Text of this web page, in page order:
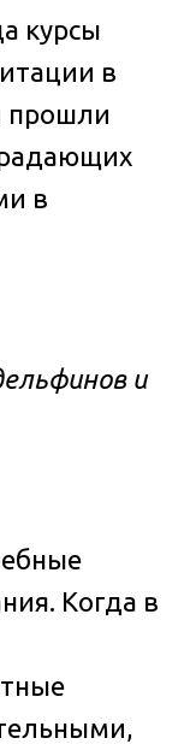
курсы
в
прошли
в
и
Когда в